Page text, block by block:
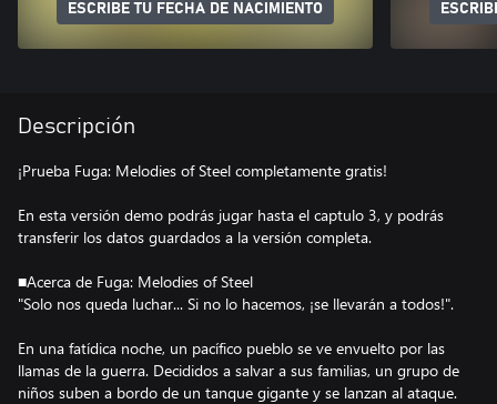
ESCRIBE TU FECHA DE NACIMIENTO
Descripción
¡Prueba Fuga: Melodies of Steel completamente gratis!
En esta versión demo podrás jugar hasta el captulo 3, y podrás
transferir los datos guardados a la versión completa.
■Acerca de Fuga: Melodies of Steel
"Solo nos queda luchar... Si no lo hacemos, ¡se llevarán a todos!".
En una fatídica noche, un pacífico pueblo se ve envuelto por las
llamas de la guerra. Decididos a salvar a sus familias, un grupo de
niños suben a bordo de un tanque gigante y se lanzan al ataque.